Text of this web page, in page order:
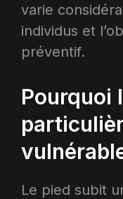
varie
individus et
préventif.​
Pourquoi
Le pied subit